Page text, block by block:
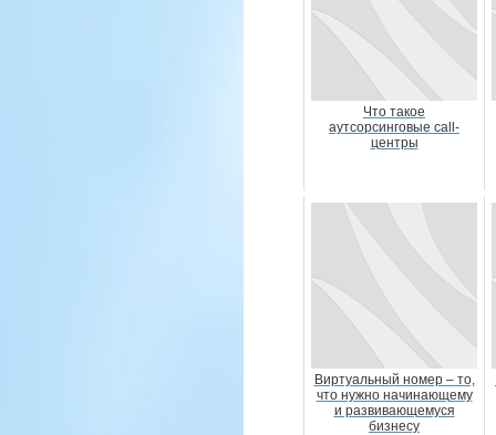
Что такое
аутсорсинговые call-
центры
Виртуальный номер – то,
что нужно начинающему
и развивающемуся
бизнесу